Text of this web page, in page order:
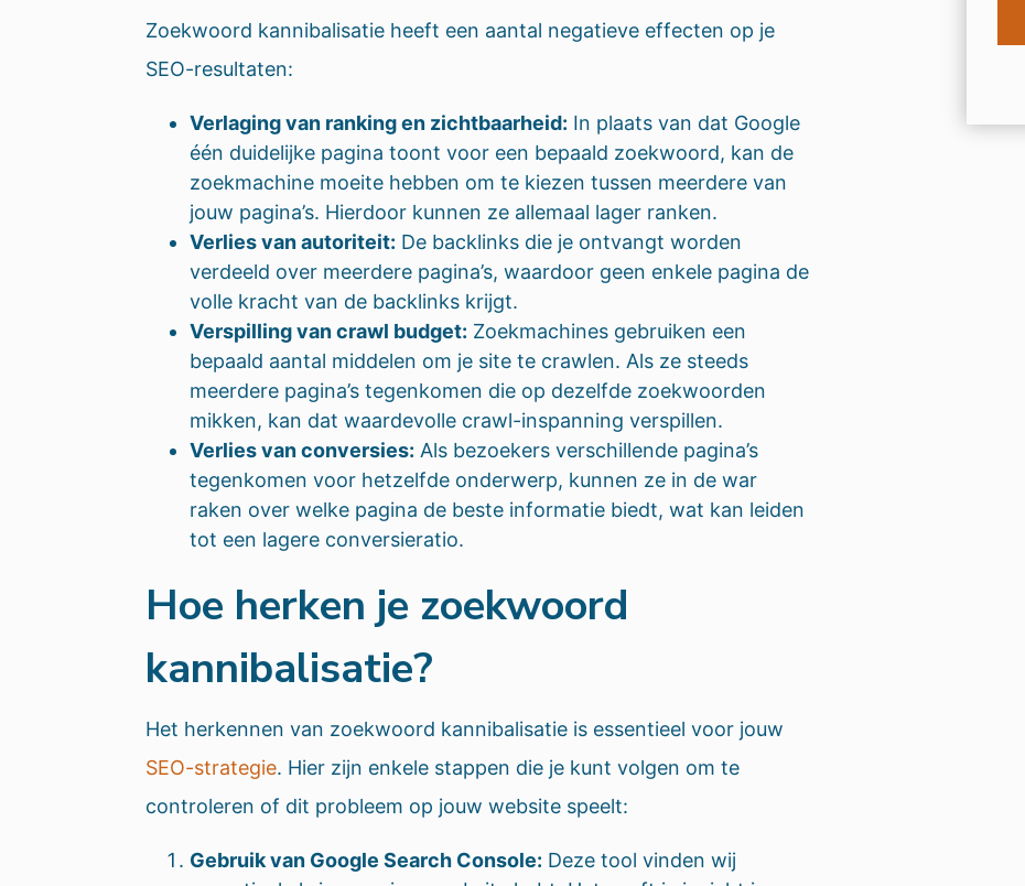
Zoekwoord kannibalisatie heeft een aantal negatieve effecten op je
SEO-resultaten:
Verlaging van ranking en zichtbaarheid: In plaats van dat Google
één duidelijke pagina toont voor een bepaald zoekwoord, kan de
zoekmachine moeite hebben om te kiezen tussen meerdere van
jouw pagina’s. Hierdoor kunnen ze allemaal lager ranken.
Verlies van autoriteit: De backlinks die je ontvangt worden
verdeeld over meerdere pagina’s, waardoor geen enkele pagina de
volle kracht van de backlinks krijgt.
Verspilling van crawl budget: Zoekmachines gebruiken een
bepaald aantal middelen om je site te crawlen. Als ze steeds
meerdere pagina’s tegenkomen die op dezelfde zoekwoorden
mikken, kan dat waardevolle crawl-inspanning verspillen.
Verlies van conversies: Als bezoekers verschillende pagina’s
tegenkomen voor hetzelfde onderwerp, kunnen ze in de war
raken over welke pagina de beste informatie biedt, wat kan leiden
tot een lagere conversieratio.
Hoe herken je zoekwoord
kannibalisatie?
Het herkennen van zoekwoord kannibalisatie is essentieel voor jouw
SEO-strategie. Hier zijn enkele stappen die je kunt volgen om te
controleren of dit probleem op jouw website speelt:
Gebruik van Google Search Console: Deze tool vinden wij